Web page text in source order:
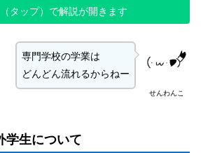
タップ）で解説が開きます
せんわんこ
専門学校の学業は
どんどん流れるからねー
学生について